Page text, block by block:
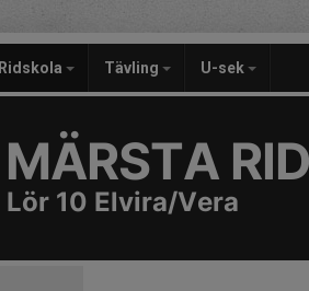
Ridskola Tävling U-sek
MÄRSTA
Lör 10 Elvira/Vera